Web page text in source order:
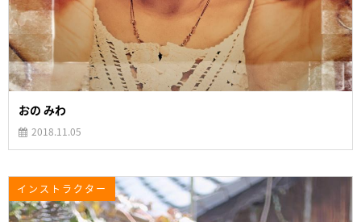
おの みわ
2018.11.05
インストラクター